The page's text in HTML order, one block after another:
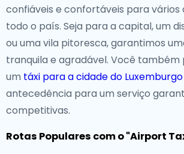
confiáveis e confortáveis para vários
todo o país. Seja para a capital, um
ou uma vila pitoresca, garantimos
tranquila e agradável. Você
um táxi para a cidade do Luxemburgo
antecedência para um serviço
competitivas.
Rotas Populares com o "Airport